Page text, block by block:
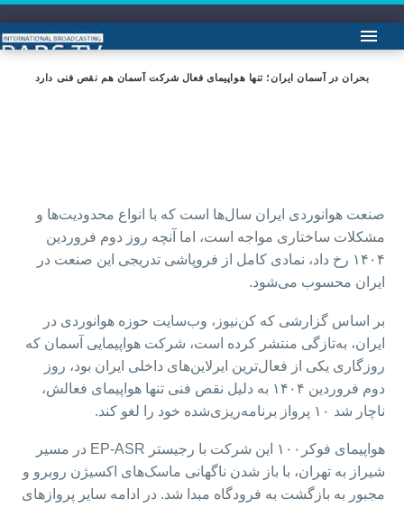
بحران در آسمان ایران؛ تنها هواپیمای فعال شرکت آسمان هم نقص فنی دارد
صنعت هوانوردی ایران سال‌ها است که با انواع محدودیت‌ها و
مشکلات ساختاری مواجه است، اما آنچه روز دوم فروردین
۱۴۰۴ رخ داد، نمادی کامل از فروپاشی تدریجی این صنعت در
ایران محسوب می‌شود.
بر اساس گزارشی که کن‌نیوز، وب‌سایت حوزه هوانوردی در
ایران، به‌تازگی منتشر کرده است، شرکت هواپیمایی آسمان که
روزگاری یکی از فعال‌ترین ایرلاین‌های داخلی ایران بود، روز
دوم فروردین ۱۴۰۴ به دلیل نقص فنی تنها هواپیمای فعالش،
ناچار شد ۱۰ پرواز برنامه‌ریزی‌شده خود را لغو کند.
هواپیمای فوکر۱۰۰ این شرکت با رجیستر EP-ASR در مسیر
شیراز به تهران، با باز شدن ناگهانی ماسک‌های اکسیژن روبرو و
مجبور به بازگشت به فرودگاه مبدا شد. در ادامه سایر پروازهای